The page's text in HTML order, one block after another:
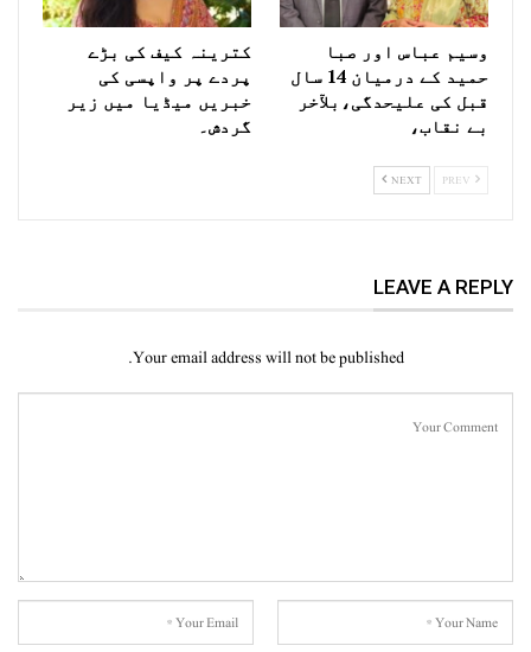
وسیم عباس اور صبا
حمید کے درمیان 14 سال
قبل کی علیحدگی،بلآخر
بے نقاب،
کترینہ کیف کی بڑے
پردے پر واپسی کی
خبریں میڈیا میں زیر
گردش۔
NEXT
LEAVE A REPLY
Your email address will not be published.